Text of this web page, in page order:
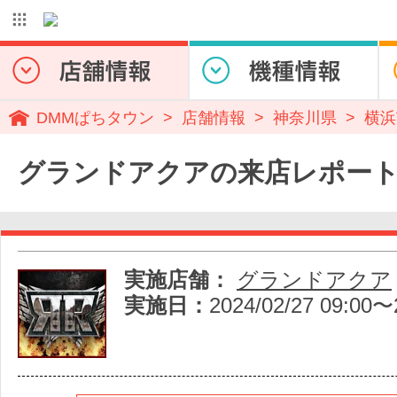
DMMぱちタウン 店舗情報 神奈川県 横
グランドアクアの来店レポー
実施店舗：
グランドアクア
実施日： 2024/02/27 09:00